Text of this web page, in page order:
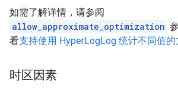
如需了解详情，请参阅
allow_approximate_optimization
看支持使用 HyperLogLog 统计不同值的
时区因素